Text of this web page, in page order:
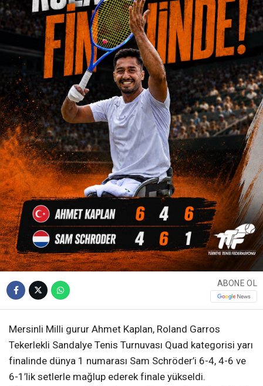
ABONE OL
Mersinli Milli gurur Ahmet Kaplan, Roland Garros
Tekerlekli Sandalye Tenis Turnuvası Quad kategorisi yarı
finalinde dünya 1 numarası Sam Schröder’i 6-4, 4-6 ve
6-1’lik setlerle mağlup ederek finale yükseldi.